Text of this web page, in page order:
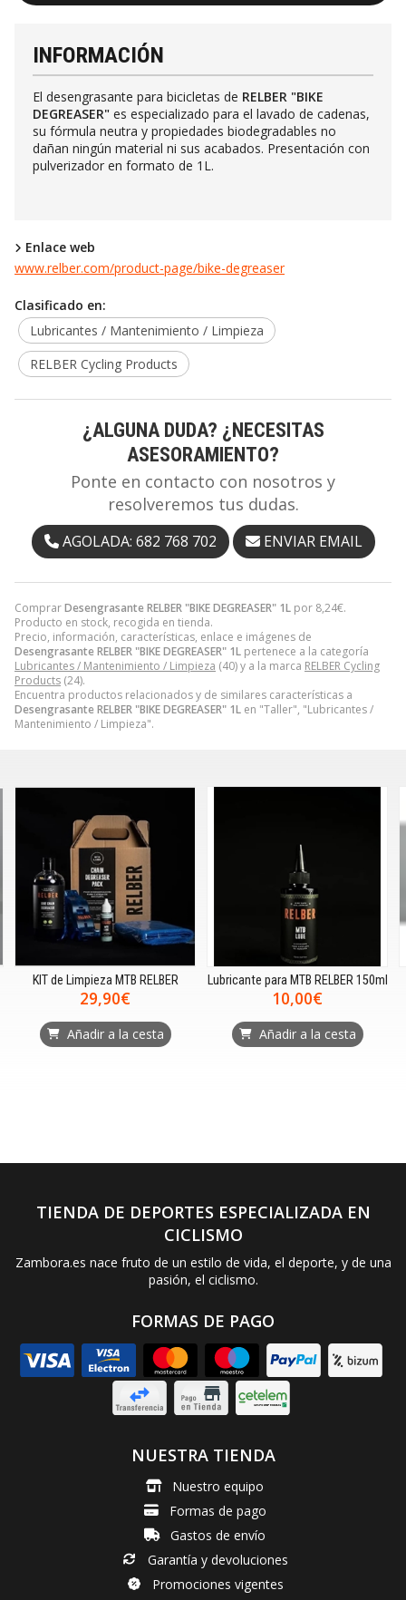
ComprarDesengrasante RELBER "BIKE DEGREASER" 1L por 8,24€.
Producto en stock, recogida en tienda.
Precio, información, características, enlace e imágenes de
Desengrasante RELBER "BIKE DEGREASER" 1L pertenece a la categoría
Lubricantes / Mantenimiento / Limpieza (40) y a la marca RELBER Cycling
Products (24).
Encuentra productos relacionados y de similares características a
Desengrasante RELBER "BIKE DEGREASER" 1L en "Taller", "Lubricantes /
Mantenimiento / Limpieza".
INFORMACIÓN
El desengrasante para bicicletas de RELBER "BIKE
DEGREASER" es especializado para el lavado de cadenas,
su fórmula neutra y propiedades biodegradables no
dañan ningún material ni sus acabados. Presentación con
pulverizador en formato de 1L.
Enlace web
www.relber.com/product-page/bike-degreaser
Clasificado en:
Lubricantes / Mantenimiento / Limpieza
RELBER Cycling Products
¿ALGUNA DUDA? ¿NECESITAS
ASESORAMIENTO?
Ponte en contacto con nosotros y
resolveremos tus dudas.
AGOLADA: 682 768 702 ENVIAR EMAIL
KIT de Limpieza MTB RELBER
29,90€
Añadir a la cesta
Lubricante para MTB RELBER 150ml
10,00€
Añadir a la cesta
TIENDA DE DEPORTES ESPECIALIZADA EN
CICLISMO
Zambora.es nace fruto de un estilo de vida, el deporte, y de una
pasión, el ciclismo.
FORMAS DE PAGO
NUESTRA TIENDA
Nuestro equipo
Formas de pago
Gastos de envío
Garantía y devoluciones
Promociones vigentes